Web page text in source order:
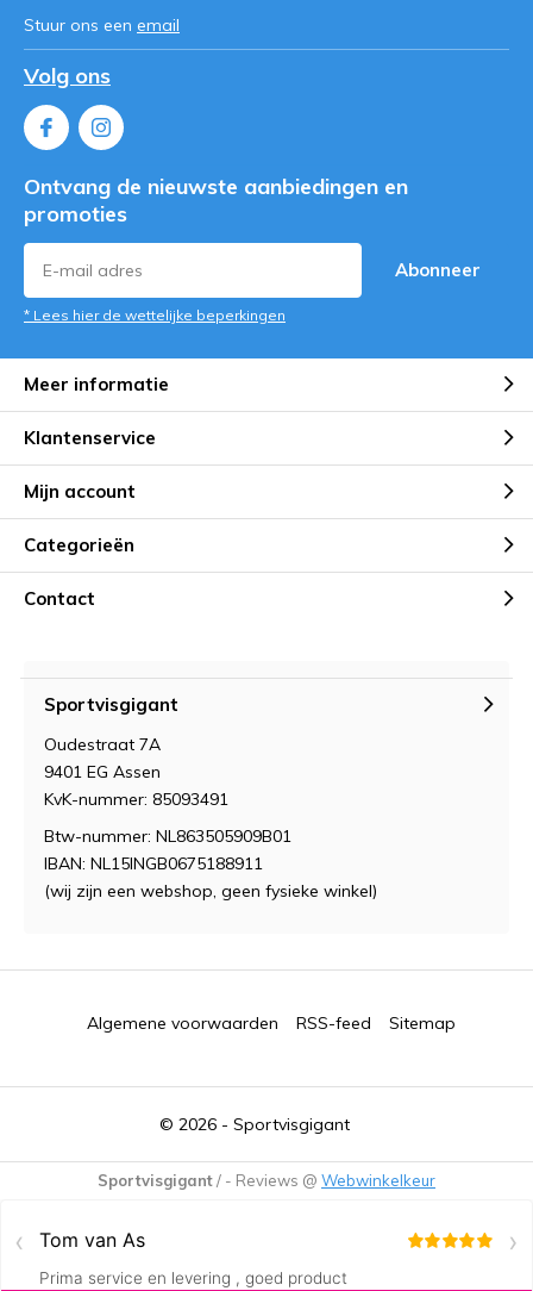
Stuur ons een email
Volg ons
Ontvang de nieuwste aanbiedingen en
promoties
Abonneer
* Lees hier de wettelijke beperkingen
Meer informatie
Klantenservice
Mijn account
Categorieën
Contact
Sportvisgigant
Oudestraat 7A
9401 EG Assen
KvK-nummer: 85093491
Btw-nummer: NL863505909B01
IBAN: NL15INGB0675188911
(wij zijn een webshop, geen fysieke winkel)
© 2026 - Sportvisgigant
Algemene voorwaarden RSS-feed Sitemap
Sportvisgigant/ - Reviews @ Webwinkelkeur